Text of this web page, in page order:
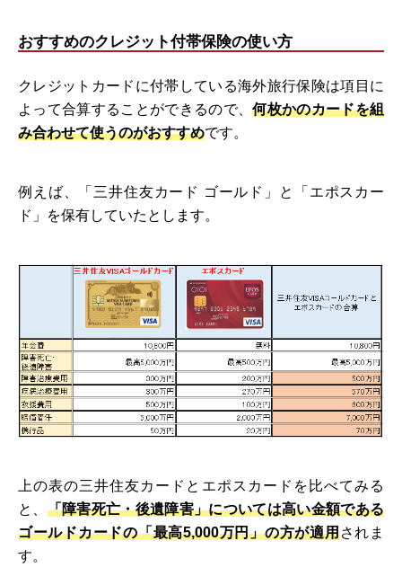
おすすめのクレジット付帯保険の使い方
クレジットカードに付帯している海外旅行保険は項目に
よって合算することができるので、何枚かのカードを組
み合わせて使うのがおすすめです。
例えば、「三井住友カード ゴールド」と「エポスカー
ド」を保有していたとします。
上の表の三井住友カードとエポスカードを比べてみる
と、 「障害死亡・後遺障害」については高い金額である
ゴールドカードの「最高5,000万円」の方が適用されま
す。